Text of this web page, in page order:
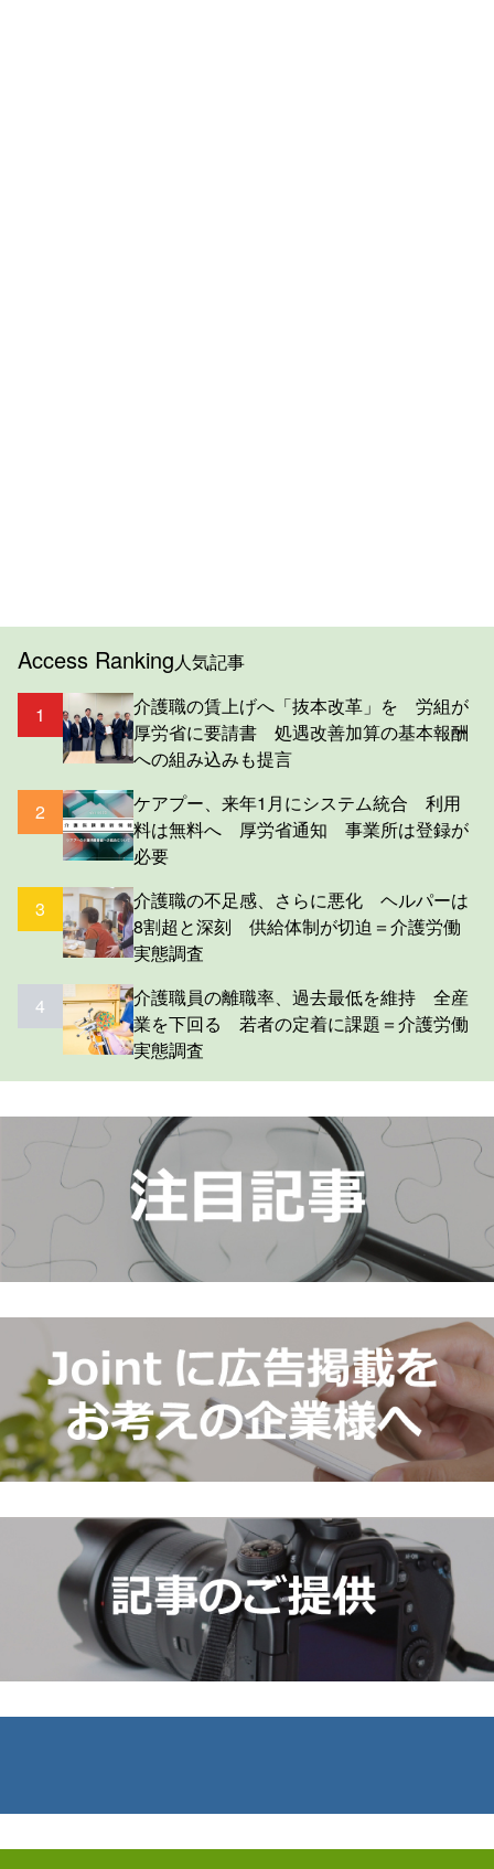
Access Ranking人気記事
1
介護職の賃上げへ「抜本改革」を 労組が
厚労省に要請書 処遇改善加算の基本報酬
への組み込みも提言
2
ケアプー、来年1月にシステム統合 利用
料は無料へ 厚労省通知 事業所は登録が
必要
3
介護職の不足感、さらに悪化 ヘルパーは
8割超と深刻 供給体制が切迫＝介護労働
実態調査
4
介護職員の離職率、過去最低を維持 全産
業を下回る 若者の定着に課題＝介護労働
実態調査